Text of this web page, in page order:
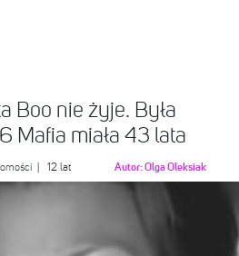
Boo nie żyje. Była
Mafia miała 43 lata
| 12 lat Autor:Olga Oleksiak